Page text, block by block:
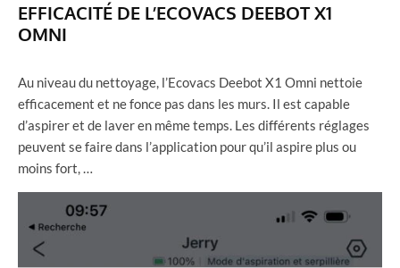
EFFICACITÉ DE L’ECOVACS DEEBOT X1
OMNI
Au niveau du nettoyage, l’Ecovacs Deebot X1 Omni nettoie
efficacement et ne fonce pas dans les murs. Il est capable
d’aspirer et de laver en même temps. Les différents réglages
peuvent se faire dans l’application pour qu’il aspire plus ou
moins fort, …